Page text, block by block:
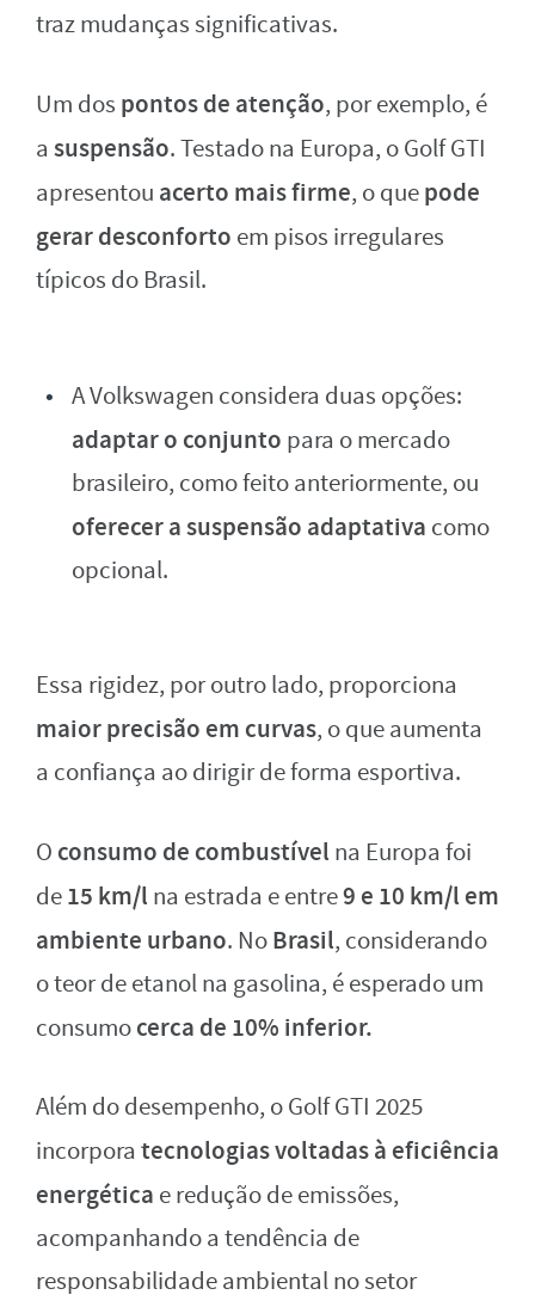
traz mudanças significativas.
Um dos pontos de atenção, por exemplo, é
a suspensão. Testado na Europa, o Golf GTI
apresentou acerto mais firme, o quepode
gerar desconforto em pisos irregulares
típicos do Brasil.
A Volkswagen considera duas opções:
adaptar o conjunto para o mercado
brasileiro, como feito anteriormente, ou
oferecer a suspensão adaptativa como
opcional.
Essa rigidez, por outro lado, proporciona
maior precisão em curvas, o que aumenta
a confiança ao dirigir de forma esportiva.
O consumo de combustível na Europa foi
de15 km/l na estrada e entre9 e 10 km/l em
ambiente urbano. NoBrasil, considerando
o teor de etanol na gasolina, é esperado um
consumocerca de 10% inferior.
Além do desempenho, o Golf GTI 2025
incorpora tecnologias voltadas à eficiência
energética e redução de emissões,
acompanhando a tendência de
responsabilidade ambiental no setor